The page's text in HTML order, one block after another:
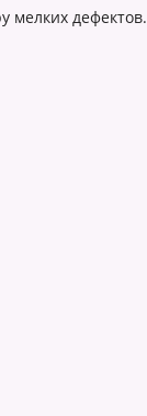
мелких дефектов.